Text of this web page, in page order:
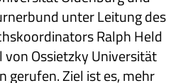
unter Leitung des
Ralph Held
von Ossietzky Universität
gerufen. Ziel ist es, mehr